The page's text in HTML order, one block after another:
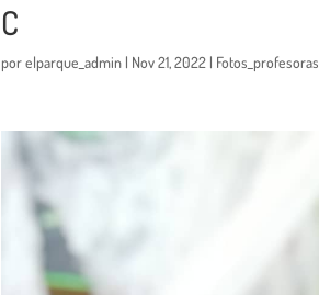
C
porelparque_admin | Nov 21, 2022 | Fotos_profesoras